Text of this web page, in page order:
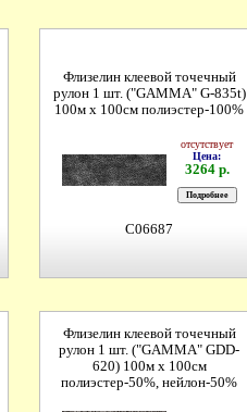
Флизелин клеевой точечный
рулон 1 шт. ("GAMMA" G-835t)
100м х 100см полиэстер-100%
отсутствует
Цена:
3264 р.
C06687
Флизелин клеевой точечный
рулон 1 шт. ("GAMMA" GDD-
620) 100м х 100см
полиэстер-50%, нейлон-50%